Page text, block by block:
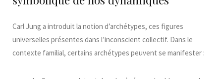
Carl Jung a introduit la notion d’archétypes, ces figures
universelles présentes dans l’inconscient collectif. Dans le
contexte familial, certains archétypes peuvent se manifester :